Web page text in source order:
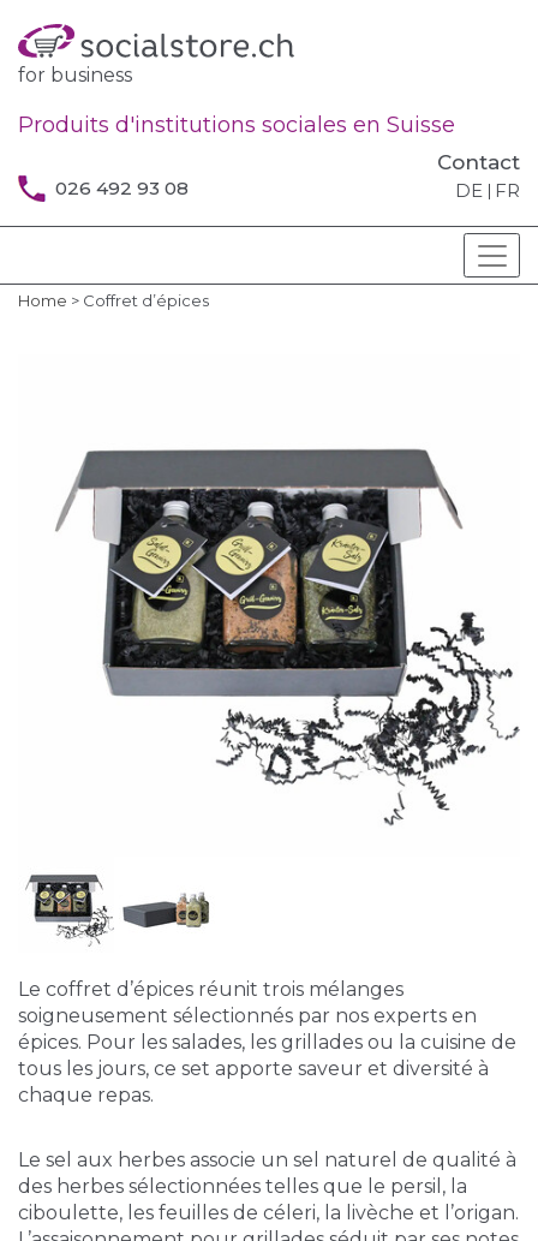
026 492 93 08
Contact
DE FR
for business
Produits d'institutions sociales en Suisse
Home > Coffret d’épices
Le coffret d’épices réunit trois mélanges
soigneusement sélectionnés par nos experts en
épices. Pour les salades, les grillades ou la cuisine de
tous les jours, ce set apporte saveur et diversité à
chaque repas.
Le sel aux herbes associe un sel naturel de qualité à
des herbes sélectionnées telles que le persil, la
ciboulette, les feuilles de céleri, la livèche et l’origan.